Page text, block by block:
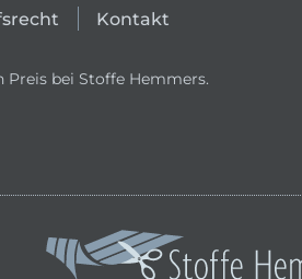
Kontakt
bei Stoffe Hemmers.